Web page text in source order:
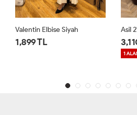
Asil 2’li Abaya Bordo
3,110 TL